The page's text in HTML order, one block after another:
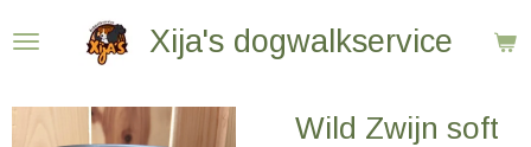
de
Xija's dogwalkservice
Wild Zwijn soft